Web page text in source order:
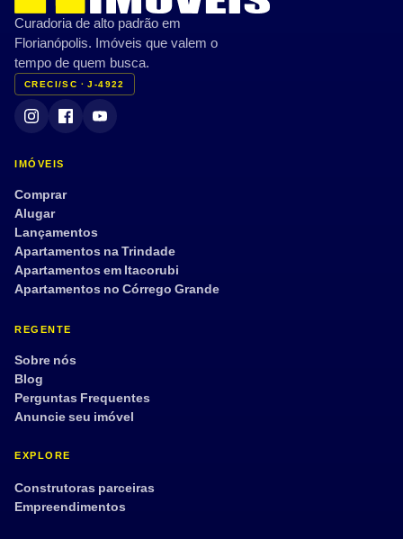
Curadoria de alto padrão em
Florianópolis. Imóveis que valem o
tempo de quem busca.
CRECI/SC · J-4922
IMÓVEIS
Comprar
Alugar
Lançamentos
Apartamentos na Trindade
Apartamentos em Itacorubi
Apartamentos no Córrego Grande
REGENTE
Sobre nós
Blog
Perguntas Frequentes
Anuncie seu imóvel
EXPLORE
Construtoras parceiras
Empreendimentos